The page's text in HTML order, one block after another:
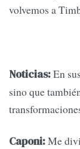
volvemos a
Noticias:En
sino que
Caponi:Me